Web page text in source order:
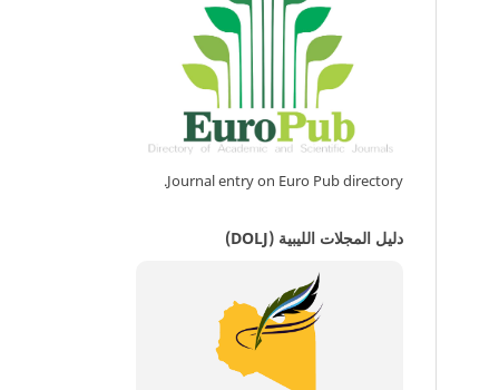
Journal entry on Euro Pub directory.
دليل المجلات الليبية (DOLJ)